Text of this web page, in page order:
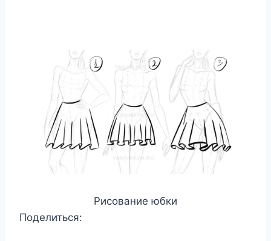
Рисование юбки
Поделиться: